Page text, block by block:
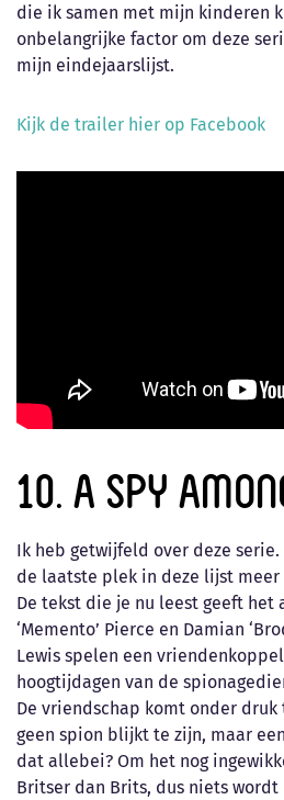
die ik samen met mijn kinderen
onbelangrijke factor om deze
mijn eindejaarslijst.
Kijk de trailer hier op Facebook
10. A Spy
Ik heb getwijfeld over deze
de laatste plek in deze lijst meer
De tekst die je nu leest geeft het
‘Memento’ Pierce en Damian
Lewis spelen een
hoogtijdagen van de
De vriendschap komt onder druk
geen spion blijkt te zijn, maar
dat allebei? Om het nog
Britser dan Brits, dus niets